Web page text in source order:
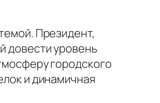
Президент,
довести уровень
городского
и динамичная